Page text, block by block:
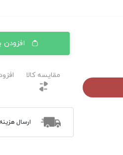
مقایسه کالا
ارسال